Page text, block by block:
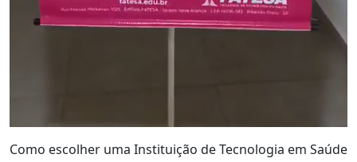
Como escolher uma Instituição de Tecnologia em Saúde